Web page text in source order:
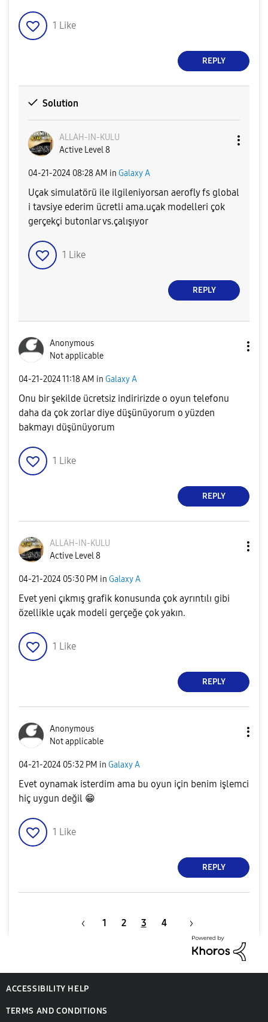
1 Like
REPLY
Solution
ALLAH-IN-KULU
Active Level 8
‎04-21-2024 08:28 AM in Galaxy A
Uçak simulatörü ile ilgileniyorsan aerofly fs global
i tavsiye ederim ücretli ama.uçak modelleri çok
gerçekçi butonlar vs.çalışıyor
1 Like
REPLY
Anonymous
Not applicable
‎04-21-202411:18 AM in Galaxy A
Onu bir şekilde ücretsiz indiririzde o oyun telefonu
daha da çok zorlar diye düşünüyorum o yüzden
bakmayı düşünüyorum
1 Like
REPLY
ALLAH-IN-KULU
Active Level 8
‎04-21-2024 05:30 PM in Galaxy A
Evet yeni çıkmış grafik konusunda çok ayrıntılı gibi
özellikle uçak modeli gerçeğe çok yakın.
1 Like
REPLY
Anonymous
Not applicable
‎04-21-2024 05:32 PM in Galaxy A
Evet oynamak isterdim ama bu oyun için benim işlemci
hiç uygun değil 😁
1 Like
REPLY
1 2 3 4
ACCESSIBILITY HELP
TERMS AND CONDITIONS